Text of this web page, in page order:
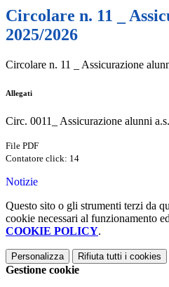
Circolare n. 11 _
2025/2026
Circolare n. 11 _ Assicurazione
Allegati
Circ. 0011_ Assicurazione alunni
File PDF
Contatore click: 14
Notizie
Questo sito o gli strumenti terzi da
cookie necessari al funzionamento
COOKIE POLICY.
Personalizza Rifiuta tutti i cookies
Gestione cookie